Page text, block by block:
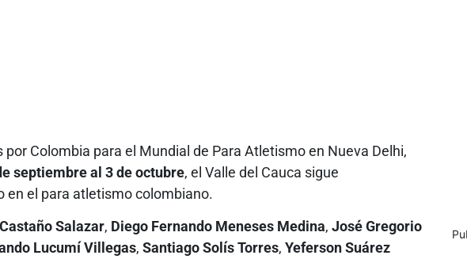
por Colombia para el Mundial de Para Atletismo en Nueva Delhi,
septiembre al 3 de octubre, el Valle del Cauca sigue
en el para atletismo colombiano.
Salazar, Diego Fernando Meneses Medina, José Gregorio
Lucumí Villegas, Santiago Solís Torres, Yeferson Suárez